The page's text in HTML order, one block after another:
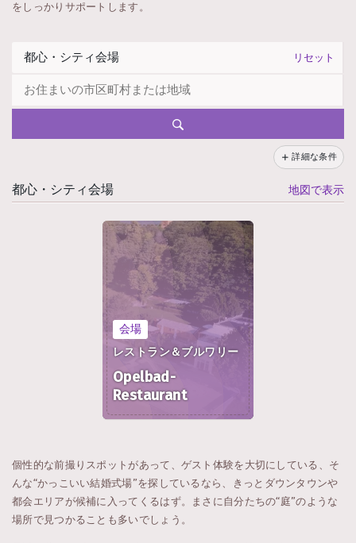
をしっかりサポートします。
リセット
詳細な条件
都心・シティ会場 地図で表示
会場
レストラン＆ブルワリー
Opelbad-
Restaurant
個性的な前撮りスポットがあって、ゲスト体験を大切にしている、そ
んな“かっこいい結婚式場”を探しているなら、きっとダウンタウンや
都会エリアが候補に入ってくるはず。まさに自分たちの“庭”のような
場所で見つかることも多いでしょう。